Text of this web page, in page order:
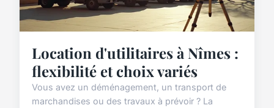
Location d'utilitaires à Nîmes :
flexibilité et choix variés
Vous avez un déménagement, un transport de
marchandises ou des travaux à prévoir ? La